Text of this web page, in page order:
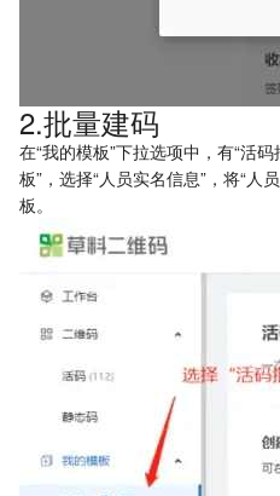
2.批量建码
在“我的模板”下拉选项中，有“活
板”，选择“人员实名信息”，将“人
板。